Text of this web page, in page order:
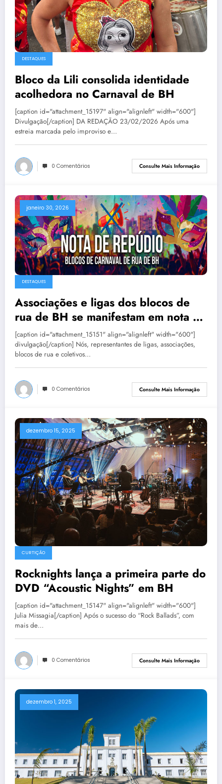
DESTAQUES
Bloco da Lili consolida identidade
acolhedora no Carnaval de BH
[caption id="attachment_15197" align="alignleft" width="600"]
Divulgação[/caption] DA REDAÇÃO 23/02/2026 Após uma
estreia marcada pelo improviso e…
0 Comentários Consulte Mais Informação
janeiro 30, 2026
DESTAQUES
Associações e ligas dos blocos de
rua de BH se manifestam em nota de
repúdio
[caption id="attachment_15151" align="alignleft" width="600"]
divulgação[/caption] Nós, representantes de ligas, associações,
blocos de rua e coletivos…
0 Comentários Consulte Mais Informação
dezembro 15, 2025
CURTIÇÃO
Rocknights lança a primeira parte do
DVD “Acoustic Nights” em BH
[caption id="attachment_15147" align="alignleft" width="600"]
Julia Missagia[/caption] Após o sucesso do “Rock Ballads”, com
mais de…
0 Comentários Consulte Mais Informação
dezembro 1, 2025